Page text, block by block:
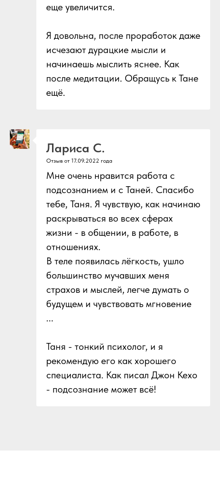
еще увеличится.
Я довольна, после проработок даже
исчезают дурацкие мысли и
начинаешь мыслить яснее. Как
после медитации. Обращусь к Тане
ещё.
Лариса С.
Отзыв от 17.09.2022 года
Мне очень нравится работа с
подсознанием и с Таней. Спасибо
тебе, Таня. Я чувствую, как начинаю
раскрываться во всех сферах
жизни - в общении, в работе, в
отношениях.
В теле появилась лёгкость, ушло
большинство мучавших меня
страхов и мыслей, легче думать о
будущем и чувствовать мгновение
...
Таня - тонкий психолог, и я
рекомендую его как хорошего
специалиста. Как писал Джон Кехо
- подсознание может всё!